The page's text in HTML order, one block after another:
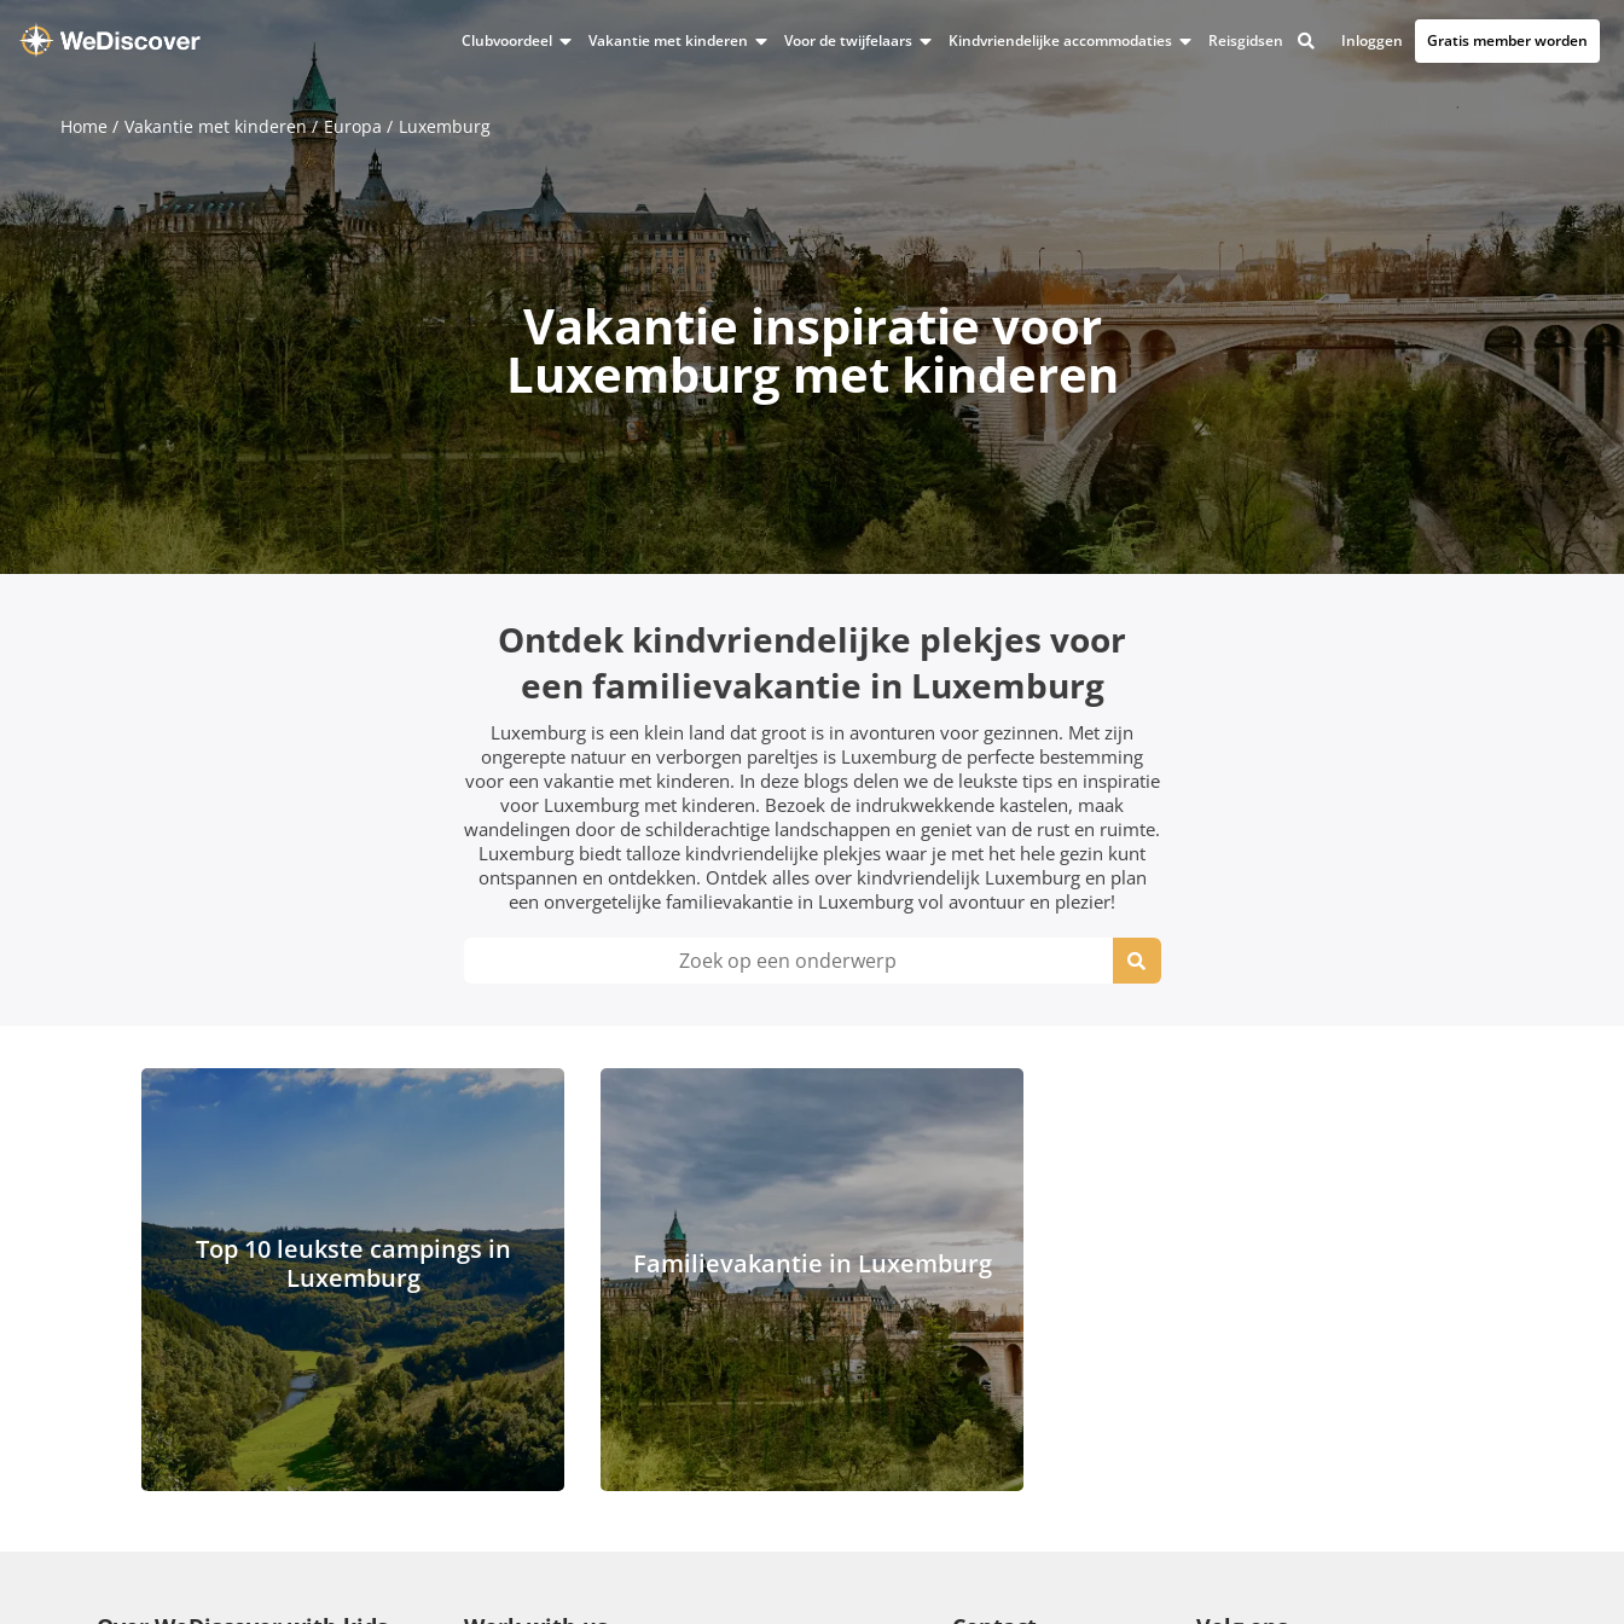
Clubvoordeel Vakantie met kinderen Voor de twijfelaars Kindvriendelijke accommodaties Reisgidsen Inloggen Gratis member worden
Home Vakantie met kinderen Europa Luxemburg
Vakantie inspiratie voor
Luxemburg met kinderen
Ontdek kindvriendelijke plekjes voor
een familievakantie in Luxemburg
Luxemburg is een klein land dat groot is in avonturen voor gezinnen. Met zijn
ongerepte natuur en verborgen pareltjes is Luxemburg de perfecte bestemming
voor een vakantie met kinderen. In deze blogs delen we de leukste tips en inspiratie
voor Luxemburg met kinderen. Bezoek de indrukwekkende kastelen, maak
wandelingen door de schilderachtige landschappen en geniet van de rust en ruimte.
Luxemburg biedt talloze kindvriendelijke plekjes waar je met het hele gezin kunt
ontspannen en ontdekken. Ontdek alles over kindvriendelijk Luxemburg en plan
een onvergetelijke familievakantie in Luxemburg vol avontuur en plezier!
Top 10 leukste campings in
Luxemburg
Familievakantie in Luxemburg